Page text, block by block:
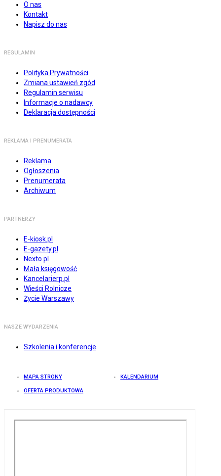
O nas
Kontakt
Napisz do nas
REGULAMIN
Polityka Prywatności
Zmiana ustawień zgód
Regulamin serwisu
Informacje o nadawcy
Deklaracja dostępności
REKLAMA I PRENUMERATA
Reklama
Ogłoszenia
Prenumerata
Archiwum
PARTNERZY
E-kiosk.pl
E-gazety.pl
Nexto.pl
Mała księgowość
Kancelarierp.pl
Wieści Rolnicze
Życie Warszawy
NASZE WYDARZENIA
Szkolenia i konferencje
MAPA STRONY KALENDARIUM
OFERTA PRODUKTOWA